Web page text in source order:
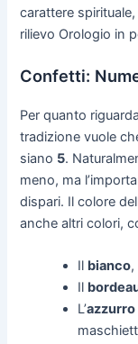
carattere
rilievo Orologio in
Confetti:
Per quanto
tradizione vuole
siano 5.
meno, ma
dispari. Il colore
anche altri colori,
Il bianco,
Il
L’azzurro